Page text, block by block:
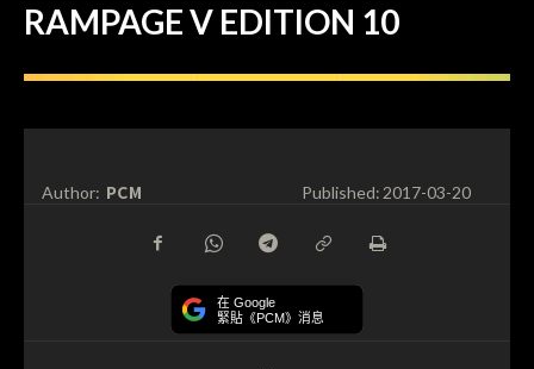
RAMPAGE V EDITION 10
Author: PCM Published:2017-03-20
在 Google
緊貼《PCM》消息